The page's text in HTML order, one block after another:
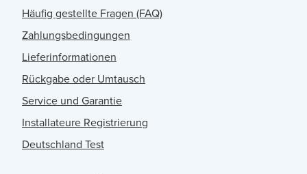
Häufig gestellte Fragen (FAQ)
Zahlungsbedingungen
Lieferinformationen
Rückgabe oder Umtausch
Service und Garantie
Installateure Registrierung
Deutschland Test